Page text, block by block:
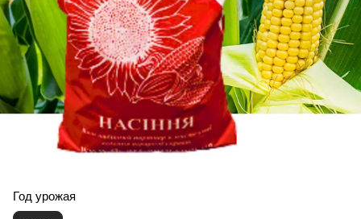
Год урожая